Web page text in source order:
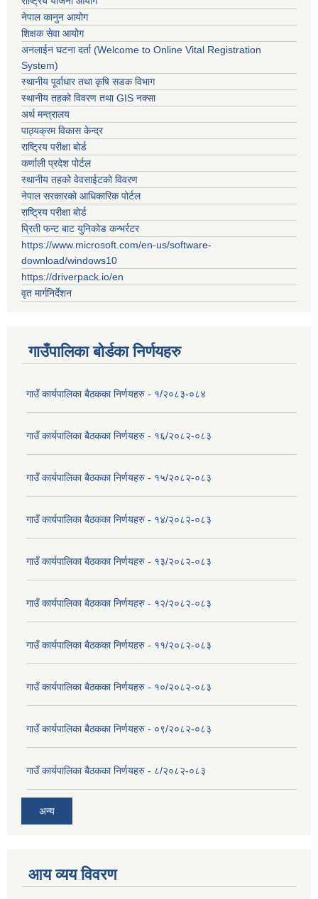
नेपाल कानुन आयोग
शिक्षक सेवा आयोग
अनलाईन घटना दर्ता (Welcome to Online Vital Registration
System)
स्थानीय पूर्वाधार तथा कृषि सडक विभाग
स्थानीय तहको विवरण तथा GIS नक्सा
अर्थ मन्त्रालय
पाठ्यक्रम विकास केन्द्र
राष्ट्रिय परीक्षा बोर्ड
कर्णाली प्रदेश पोर्टल
स्थानीय तहको वेवसाईटको विवरण
नेपाल सरकारको आधिकारिक पोर्टल
राष्ट्रिय परीक्षा बोर्ड
प्रिती फन्ट बाट युनिकोड कन्भर्रटर
https://www.microsoft.com/en-us/software-
download/windows10
https://driverpack.io/en
वृत मार्गनिर्देशन
गाउँपालिका बोर्डका निर्णयहरु
गाउँ कार्यपालिका बैठकका निर्णयहरु - १/२०८३-०८४
गाउँ कार्यपालिका बैठकका निर्णयहरु - १६/२०८२-०८३
गाउँ कार्यपालिका बैठकका निर्णयहरु - १५/२०८२-०८३
गाउँ कार्यपालिका बैठकका निर्णयहरु - १४/२०८२-०८३
गाउँ कार्यपालिका बैठकका निर्णयहरु - १३/२०८२-०८३
गाउँ कार्यपालिका बैठकका निर्णयहरु - १२/२०८२-०८३
गाउँ कार्यपालिका बैठकका निर्णयहरु - ११/२०८२-०८३
गाउँ कार्यपालिका बैठकका निर्णयहरु - १०/२०८२-०८३
गाउँ कार्यपालिका बैठकका निर्णयहरु - ०९/२०८२-०८३
गाउँ कार्यपालिका बैठकका निर्णयहरु - ८/२०८२-०८३
अन्य
आय व्यय विवरण